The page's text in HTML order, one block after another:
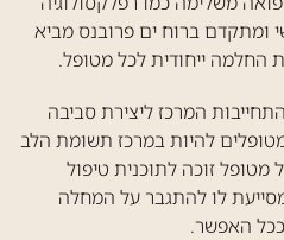
ומתקדם ברוח ים פרובנס מביא
ייחודית לכל מטופל.
המרכז ליצירת סביבה
להיות במרכז תשומת הלב
זוכה לתוכנית טיפול
לו להתגבר על המחלה
ככל האפשר.